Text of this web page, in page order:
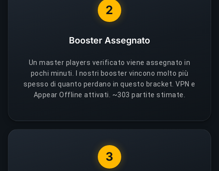
2
Booster Assegnato
Un master players verificato viene assegnato in
pochi minuti. I nostri booster vincono molto più
spesso di quanto perdano in questo bracket. VPN e
Appear Offline attivati. ~303 partite stimate.
3